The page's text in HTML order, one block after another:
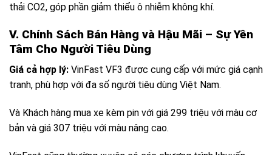
thải CO2, góp phần giảm thiểu ô nhiễm không khí.
V. Chính Sách Bán Hàng và Hậu Mãi – Sự Yên
Tâm Cho Người Tiêu Dùng
Giá cả hợp lý: VinFast VF3 được cung cấp với mức giá cạnh
tranh, phù hợp với đa số người tiêu dùng Việt Nam.
Và Khách hàng mua xe kèm pin với giá 299 triệu với màu cơ
bản và giá 307 triệu với màu nâng cao.